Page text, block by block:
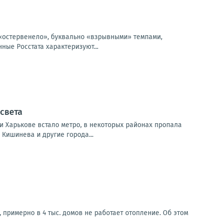
буквально «взрывными» темпами,
Росстата характеризуют...
встало метро, в некоторых районах пропала
и другие города...
в 4 тыс. домов не работает отопление. Об этом